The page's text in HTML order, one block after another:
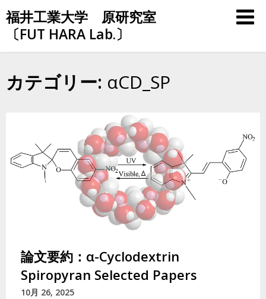
Skip
to
content
福井工業大学 原研究室
〔FUT HARA Lab.〕
カテゴリー: αCD_SP
論文要約：α-Cyclodextrin
Spiropyran Selected Papers
10月 26, 2025